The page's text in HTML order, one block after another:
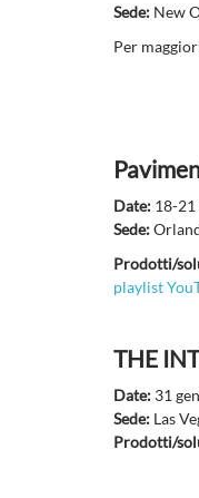
Sede: New
Per
Date: 18-
Sede:
Prodotti/
playlist
THE
Date: 31
Sede: Las
Prodotti/